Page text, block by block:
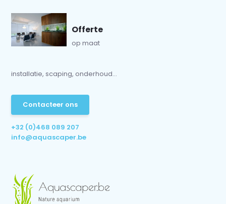
Offerte
op maat
installatie, scaping, onderhoud...
Contacteer ons
+32 (0)468 089 207
info@aquascaper.be